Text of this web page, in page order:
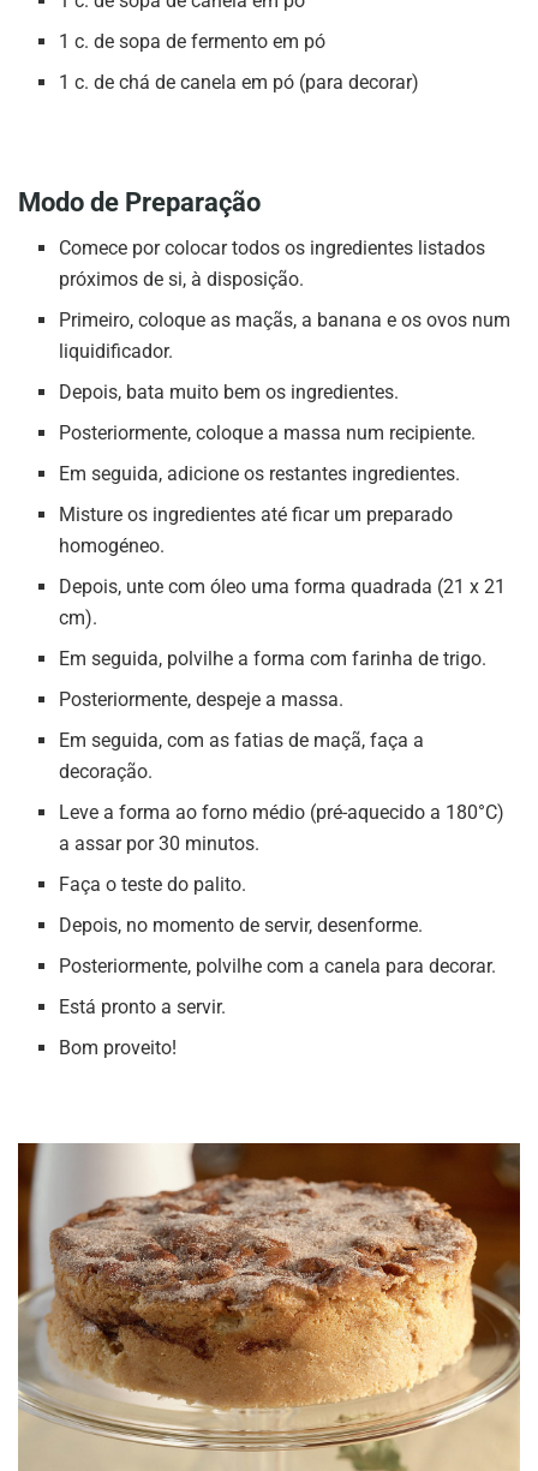
1 c. de sopa de fermento em pó
1 c. de chá de canela em pó (para decorar)
Modo de Preparação
Comece por colocar todos os ingredientes listados
próximos de si, à disposição.
Primeiro, coloque as maçãs, a banana e os ovos num
liquidificador.
Depois, bata muito bem os ingredientes.
Posteriormente, coloque a massa num recipiente.
Em seguida, adicione os restantes ingredientes.
Misture os ingredientes até ficar um preparado
homogéneo.
Depois, unte com óleo uma forma quadrada (21 x 21
cm).
Em seguida, polvilhe a forma com farinha de trigo.
Posteriormente, despeje a massa.
Em seguida, com as fatias de maçã, faça a
decoração.
Leve a forma ao forno médio (pré-aquecido a 180°C)
a assar por 30 minutos.
Faça o teste do palito.
Depois, no momento de servir, desenforme.
Posteriormente, polvilhe com a canela para decorar.
Está pronto a servir.
Bom proveito!